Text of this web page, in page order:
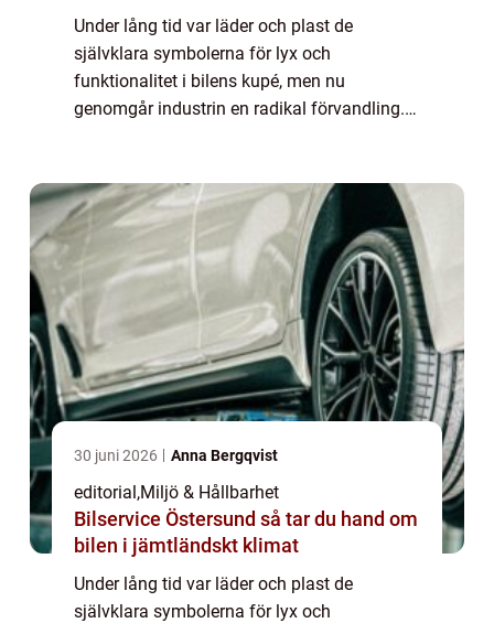
Under lång tid var läder och plast de
självklara symbolerna för lyx och
funktionalitet i bilens kupé, men nu
genomgår industrin en radikal förvandling.
30 juni 2026 Anna Bergqvist
editorial,Miljö & Hållbarhet
Bilservice Östersund så tar du hand om
bilen i jämtländskt klimat
Under lång tid var läder och plast de
självklara symbolerna för lyx och